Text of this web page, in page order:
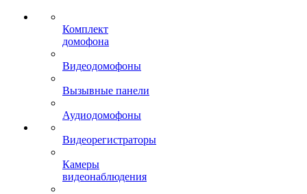
Комплект
домофона
Видеодомофоны
Вызывные панели
Аудиодомофоны
Видеорегистраторы
Камеры
видеонаблюдения